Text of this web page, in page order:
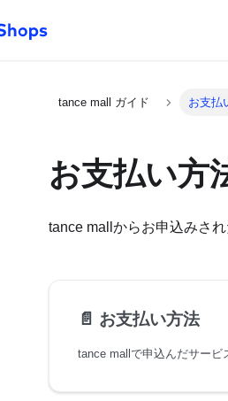
tance mall ガイド お支払
お支払い方
tance mallからお申込みさ
📄️ お支払い方法